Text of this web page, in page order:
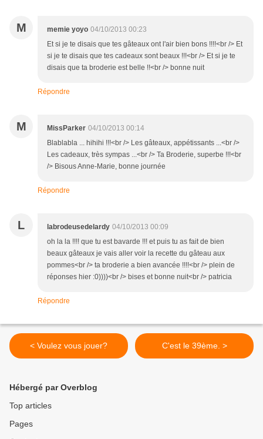
M memie yoyo 04/10/2013 00:23
Et si je te disais que tes gâteaux ont l'air bien bons !!!!<br /> Et
si je te disais que tes cadeaux sont beaux !!!<br /> Et si je te
disais que ta broderie est belle !!<br /> bonne nuit
Répondre
M MissParker 04/10/2013 00:14
Blablabla ... hihihi !!!<br /> Les gâteaux, appétissants ...<br />
Les cadeaux, très sympas ...<br /> Ta Broderie, superbe !!!<br
/> Bisous Anne-Marie, bonne journée
Répondre
L labrodeusedelardy 04/10/2013 00:09
oh la la !!!! que tu est bavarde !!! et puis tu as fait de bien
beaux gâteaux je vais aller voir la recette du gâteau aux
pommes<br /> ta broderie a bien avancée !!!!<br /> plein de
réponses hier :0))))<br /> bises et bonne nuit<br /> patricia
Répondre
< Voulez vous jouer? C'est le 39ème. >
Hébergé par Overblog
Top articles
Pages